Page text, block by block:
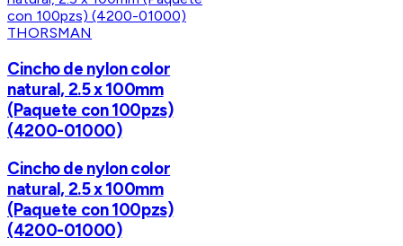
THORSMAN
Cincho de nylon color
natural, 2.5 x 100mm
(Paquete con 100pzs)
(4200-01000)
Cincho de nylon color
natural, 2.5 x 100mm
(Paquete con 100pzs)
(4200-01000)